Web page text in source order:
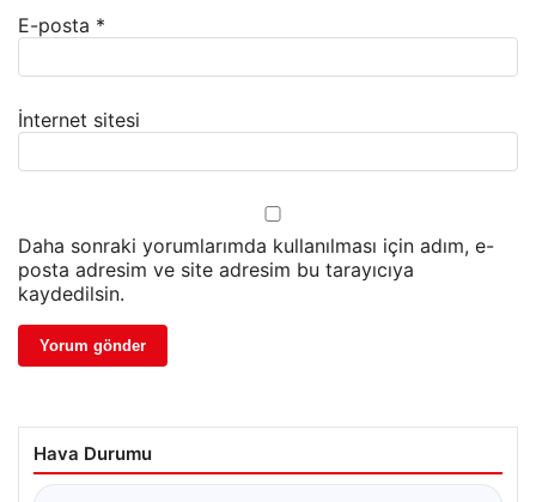
E-posta *
İnternet sitesi
Daha sonraki yorumlarımda kullanılması için adım, e-
posta adresim ve site adresim bu tarayıcıya
kaydedilsin.
Hava Durumu